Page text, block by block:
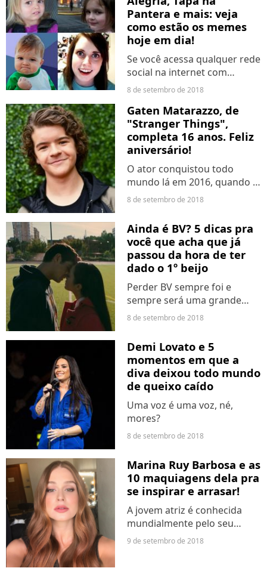
fazendo de tudo. Ah, e...
Pantera e mais: veja
como estão os memes
hoje em dia!
Se você acessa qualquer rede
social na internet com
certeza já se comunicou ou
Eles sempre existiram, mas
esse termo começou a ser
utilizado nos anos 2000...
8 de setembro de 2018
Gaten Matarazzo, de
"Stranger Things",
completa 16 anos. Feliz
aniversário!
O ator conquistou todo
mundo lá em 2016, quando a
série chegou ao catálogo da
cresceu e apareceu, mas
continua sendo o nosso
eterno Dustin. Saiba mais
sobre...
8 de setembro de 2018
Ainda é BV? 5 dicas pra
você que acha que já
passou da hora de ter
dado o 1º beijo
Perder BV sempre foi e
sempre será uma grande
questão para os
uma enorme pressão,
principalmente daqueles
amigos que já beijaram. Para
algumas pessoas...
8 de setembro de 2018
Demi Lovato e 5
momentos em que a
diva deixou todo mundo
de queixo caído
Uma voz é uma voz, né,
mores?
8 de setembro de 2018
Marina Ruy Barbosa e as
10 maquiagens dela pra
se inspirar e arrasar!
A jovem atriz é conhecida
mundialmente pelo seu
talento, mas também chama
9 de setembro de 2018